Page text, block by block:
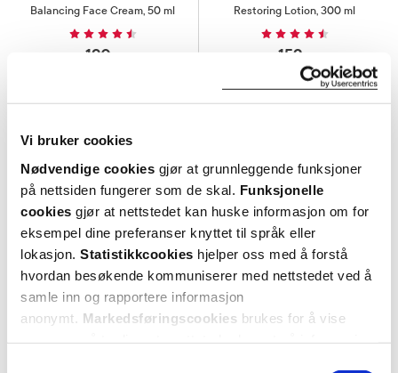
Vi bruker cookies
Nødvendige cookies gjør at grunnleggende funksjoner
på nettsiden fungerer som de skal. Funksjonelle
cookies gjør at nettstedet kan huske informasjon om for
eksempel dine preferanser knyttet til språk eller
lokasjon. Statistikkcookies hjelper oss med å forstå
hvordan besøkende kommuniserer med nettstedet ved å
samle inn og rapportere informasjon
anonymt. Markedsføringscookies brukes for å vise
Balancing Face Cream, 50 ml
190,-
Restoring Lotion, 300 ml
159,-
Kjøp